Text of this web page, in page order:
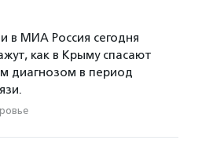
в МИА Россия сегодня
как в Крыму спасают
диагнозом в период